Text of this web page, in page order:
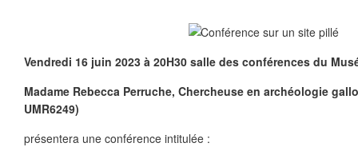
Vendredi 16 juin 2023 à 20H30 salle des conférences du
Madame Rebecca Perruche, Chercheuse en archéologie
UMR6249)
présentera une conférence intitulée :